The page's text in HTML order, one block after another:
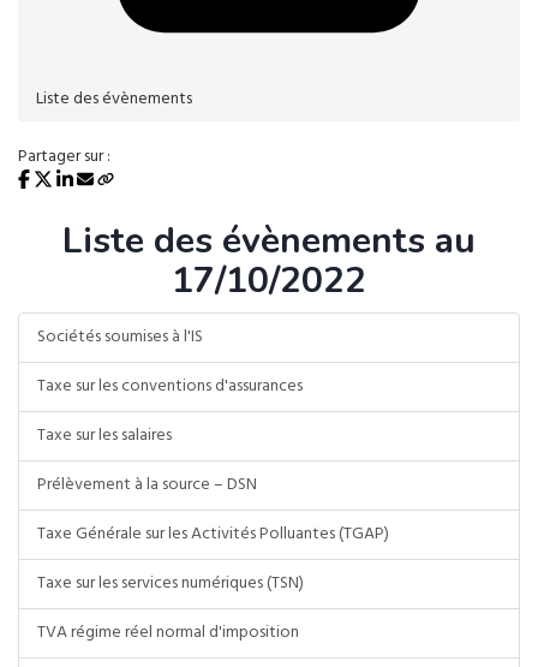
Liste des évènements
Partager sur :
Liste des évènements au
17/10/2022
Sociétés soumises à l'IS
Taxe sur les conventions d'assurances
Taxe sur les salaires
Prélèvement à la source – DSN
Taxe Générale sur les Activités Polluantes (TGAP)
Taxe sur les services numériques (TSN)
TVA régime réel normal d'imposition